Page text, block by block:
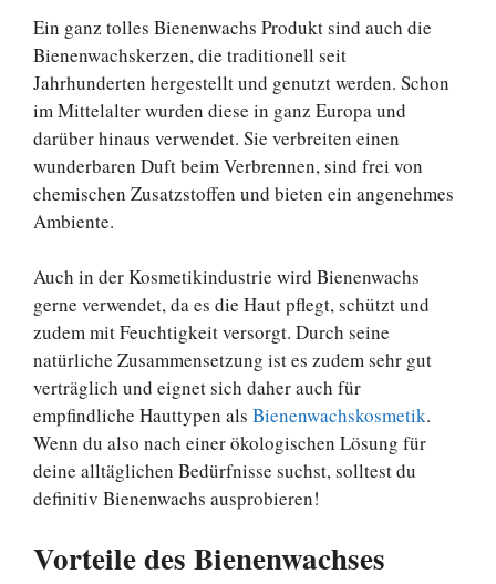
Ein ganz tolles Bienenwachs Produkt sind auch die
Bienenwachskerzen, die traditionell seit
Jahrhunderten hergestellt und genutzt werden. Schon
im Mittelalter wurden diese in ganz Europa und
darüber hinaus verwendet. Sie verbreiten einen
wunderbaren Duft beim Verbrennen, sind frei von
chemischen Zusatzstoffen und bieten ein angenehmes
Ambiente.
Auch in der Kosmetikindustrie wird Bienenwachs
gerne verwendet, da es die Haut pflegt, schützt und
zudem mit Feuchtigkeit versorgt. Durch seine
natürliche Zusammensetzung ist es zudem sehr gut
verträglich und eignet sich daher auch für
empfindliche Hauttypen als Bienenwachskosmetik.
Wenn du also nach einer ökologischen Lösung für
deine alltäglichen Bedürfnisse suchst, solltest du
definitiv Bienenwachs ausprobieren!
Vorteile des Bienenwachses